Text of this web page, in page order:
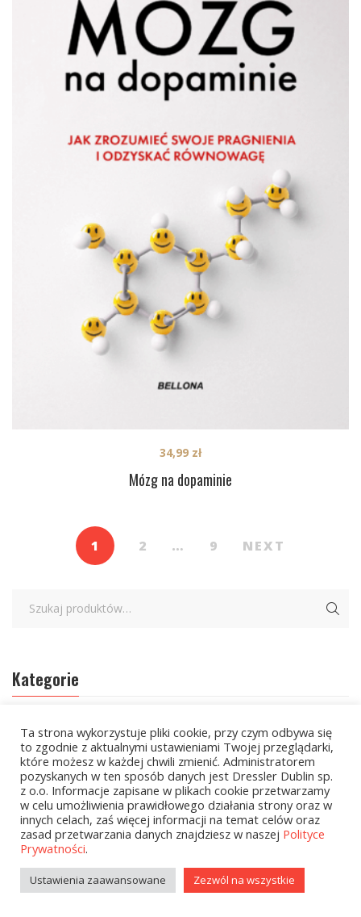
Mózg na dopaminie
34,99 zł
1 2 … 9 NEXT
Kategorie
zobacz wszystkie
Wielcy Humaniści – 02.03.2026
Kolekcje Biedronka - 16.03.2026
Wielcy Humaniści – 16.03.2026
Kolekcje Biedronka - 13.04.2026
Kolekcje Biedronka
Ta strona wykorzystuje pliki cookie, przy czym odbywa się
to zgodnie z aktualnymi ustawieniami Twojej przeglądarki,
które możesz w każdej chwili zmienić. Administratorem
pozyskanych w ten sposób danych jest Dressler Dublin sp.
z o.o. Informacje zapisane w plikach cookie przetwarzamy
w celu umożliwienia prawidłowego działania strony oraz w
innych celach, zaś więcej informacji na temat celów oraz
zasad przetwarzania danych znajdziesz w naszej Polityce
Prywatności.
Ustawienia zaawansowane Zezwól na wszystkie